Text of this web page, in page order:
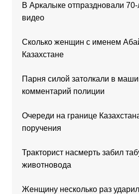
В Аркалыке отпраздновали
видео
Сколько женщин с именем
Казахстане
Парня силой затолкали в
комментарий полиции
Очереди на границе
поручения
Тракторист насмерть забил
животновода
Женщину несколько раз